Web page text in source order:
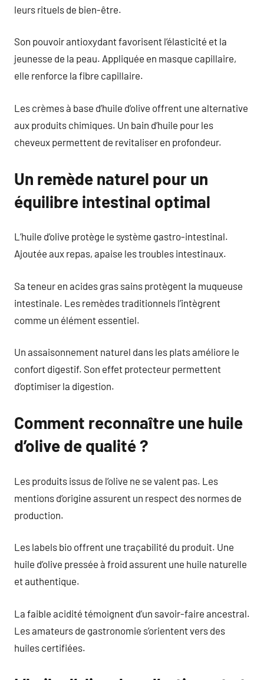
leurs rituels de bien-être.
Son pouvoir antioxydant favorisent l’élasticité et la
jeunesse de la peau. Appliquée en masque capillaire,
elle renforce la fibre capillaire.
Les crèmes à base d’huile d’olive offrent une alternative
aux produits chimiques. Un bain d’huile pour les
cheveux permettent de revitaliser en profondeur.
Un remède naturel pour un
équilibre intestinal optimal
L’huile d’olive protège le système gastro-intestinal.
Ajoutée aux repas, apaise les troubles intestinaux.
Sa teneur en acides gras sains protègent la muqueuse
intestinale. Les remèdes traditionnels l’intègrent
comme un élément essentiel.
Un assaisonnement naturel dans les plats améliore le
confort digestif. Son effet protecteur permettent
d’optimiser la digestion.
Comment reconnaître une huile
d’olive de qualité ?
Les produits issus de l’olive ne se valent pas. Les
mentions d’origine assurent un respect des normes de
production.
Les labels bio offrent une traçabilité du produit. Une
huile d’olive pressée à froid assurent une huile naturelle
et authentique.
La faible acidité témoignent d’un savoir-faire ancestral.
Les amateurs de gastronomie s’orientent vers des
huiles certifiées.